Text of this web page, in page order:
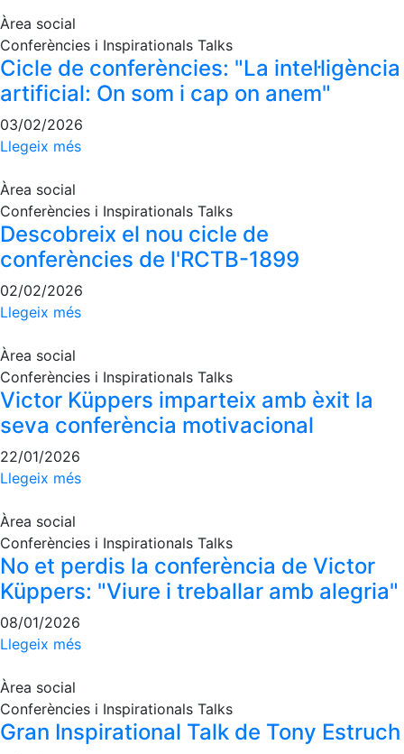
Talks
Calendari
d'Activitats
Socials
Jocs de taula
Penyes del
Wellness
Center
Servei de
fisiosalut
Entrenaments
Activitats
dirigides
Piscina
Normativa
Restaurants
Restaurant
L'Snack
Casa Arilla
Chill Out
Bar
Patrocini
Patrocinadors
Àrea social
Conferències i Inspirationals Talks
Cicle de conferències: "La intel·ligència
artificial: On som i cap on anem"
03/02/2026
Llegeix més
Àrea social
Conferències i Inspirationals Talks
Descobreix el nou cicle de
conferències de l'RCTB-1899
02/02/2026
Llegeix més
Àrea social
Conferències i Inspirationals Talks
Victor Küppers imparteix amb èxit la
seva conferència motivacional
22/01/2026
Llegeix més
Àrea social
Conferències i Inspirationals Talks
No et perdis la conferència de Victor
Küppers: "Viure i treballar amb alegria"
08/01/2026
Llegeix més
Àrea social
Conferències i Inspirationals Talks
Gran Inspirational Talk de Tony Estruch